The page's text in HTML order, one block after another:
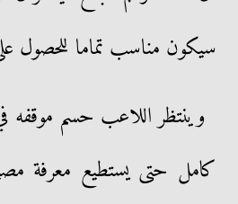
سيكون مناسب تماما للحصول
وينتظر اللاعب حسم موقفه
كامل حتى يستطيع معرفة